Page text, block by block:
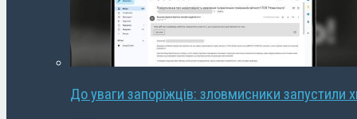
До уваги запоріжців: зловмисники запустили